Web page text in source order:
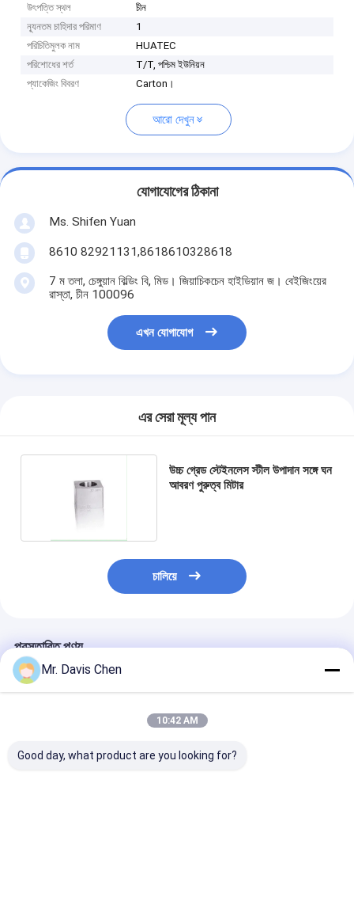
উৎপত্তি স্থল
চীন
ন্যূনতম চাহিদার পরিমাণ
1
পরিচিতিমুলক নাম
HUATEC
পরিশোধের শর্ত
T/T, পশ্চিম ইউনিয়ন
প্যাকেজিং বিবরণ
Carton।
আরো দেখুন
যোগাযোগের ঠিকানা
Ms. Shifen Yuan
8610 82921131,8618610328618
7 ম তলা, চেঙ্গুয়ান বিল্ডিং বি, মিড। জিয়াচিকচেন হাইডিয়ান জ। বেইজিংয়ের
রাস্তা, চীন 100096
এখন যোগাযোগ
এর সেরা মূল্য পান
উচ্চ গ্রেড স্টেইনলেস স্টীল উপাদান সঙ্গে ঘন
আবরণ পুরুত্ব মিটার
চালিয়ে
প্রস্তাবিত পণ্য
Mr. Davis Chen
10:42 AM
Good day, what product are you looking for?